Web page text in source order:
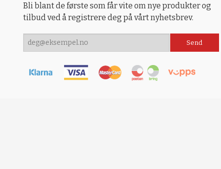
Bli blant de første som får vite om nye produkter og
tilbud ved å registrere deg på vårt nyhetsbrev.